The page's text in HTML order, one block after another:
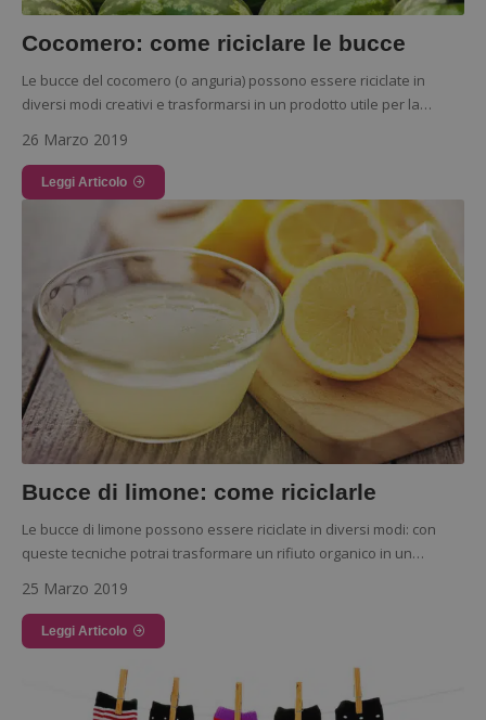
Cocomero: come riciclare le bucce
Le bucce del cocomero (o anguria) possono essere riciclate in
diversi modi creativi e trasformarsi in un prodotto utile per la…
26 Marzo 2019
Leggi Articolo
Bucce di limone: come riciclarle
Le bucce di limone possono essere riciclate in diversi modi: con
queste tecniche potrai trasformare un rifiuto organico in un…
25 Marzo 2019
Leggi Articolo